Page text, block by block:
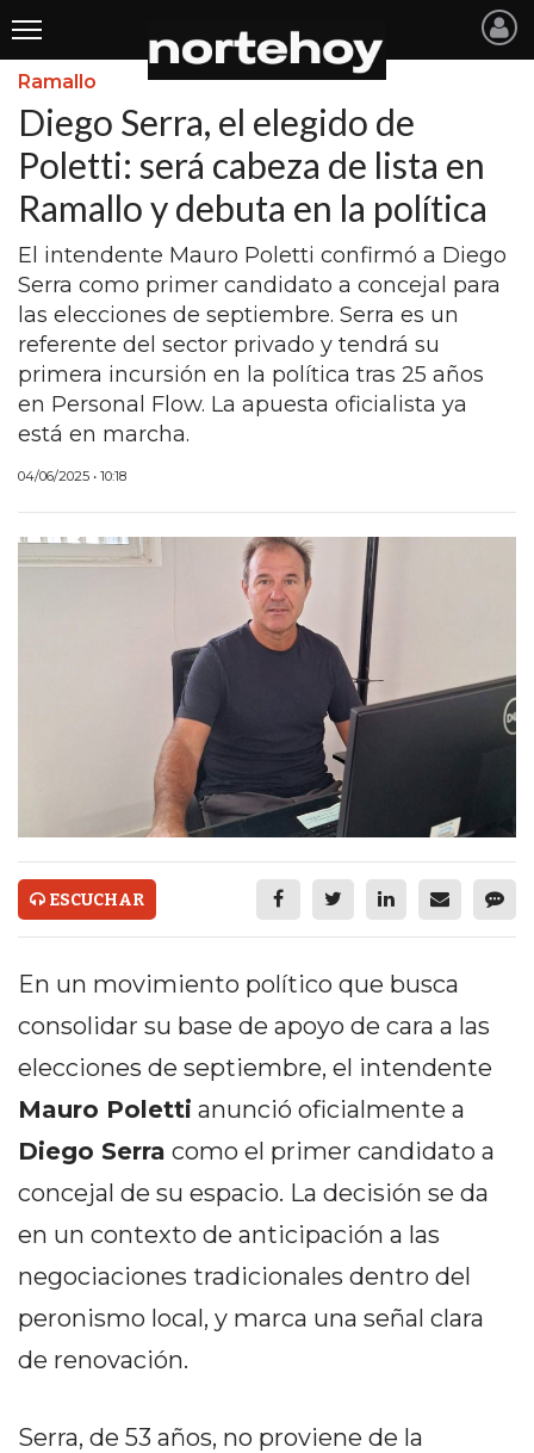
Últimas
Noticias
INICIO
NOTICIAS RECIENTES
SAN NICOLAS
RAMALLO
SAN PEDRO
PROVINCIA
PAIS
ECONOMÍA Y NEGOCIOS
TEMAS DESTACADOS
PRONÓSTICO
QUÉ ES
CHANGUITO.COM.AR Y
CÓMO FUNCIONA: CREAR
TIENDAS ONLINE CON
PEDIDOS POR WHATSAPP
TIENDA ONLINE GRATIS
EN ARGENTINA:
CHANGUITO.COM.AR VS
OTRAS PLATAFORMAS DE
VENTA POR WHATSAPP
CÓMO RECIBIR PEDIDOS
Ramallo
Diego Serra, el elegido de
Poletti: será cabeza de lista en
Ramallo y debuta en la política
El intendente Mauro Poletti confirmó a Diego
Serra como primer candidato a concejal para
las elecciones de septiembre. Serra es un
referente del sector privado y tendrá su
primera incursión en la política tras 25 años
en Personal Flow. La apuesta oficialista ya
está en marcha.
04/06/2025 • 10:18
ESCUCHAR
En un movimiento político que busca
consolidar su base de apoyo de cara a las
elecciones de septiembre, el intendente
Mauro Poletti anunció oficialmente a
Diego Serra como el primer candidato a
concejal de su espacio. La decisión se da
en un contexto de anticipación a las
negociaciones tradicionales dentro del
peronismo local, y marca una señal clara
de renovación.
Serra, de 53 años, no proviene de la